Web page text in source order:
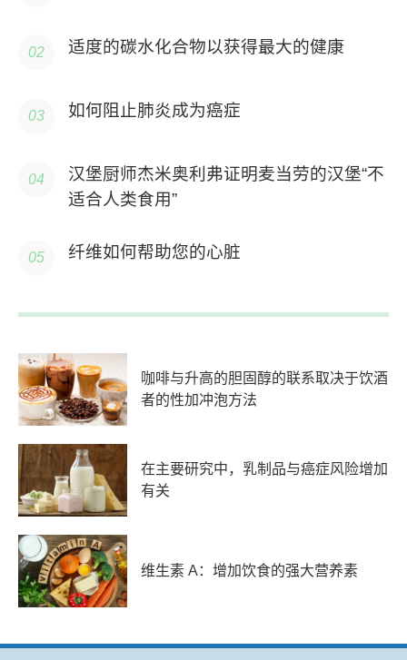
适度的碳水化合物以获得最大的健康
如何阻止肺炎成为癌症
汉堡厨师杰米奥利弗证明麦当劳的汉堡“不
适合人类食用”
纤维如何帮助您的心脏
咖啡与升高的胆固醇的联系取决于饮酒
者的性加冲泡方法
在主要研究中，乳制品与癌症风险增加
有关
维生素 A：增加饮食的强大营养素